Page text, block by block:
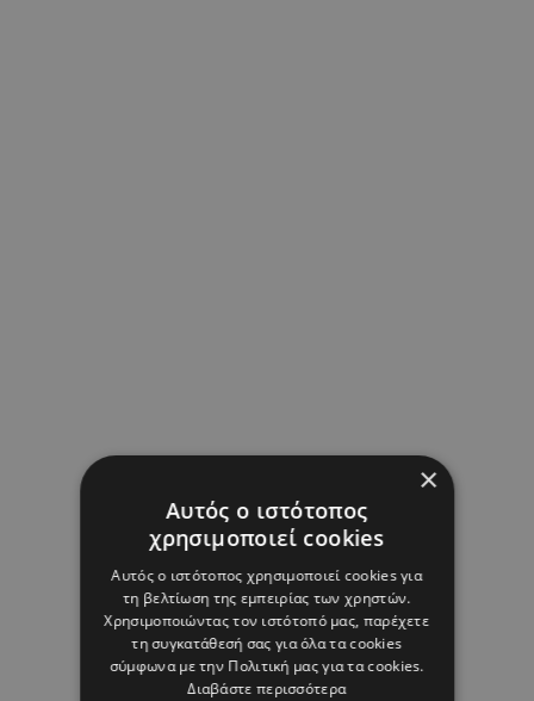
×
Αυτός ο ιστότοπος
χρησιμοποιεί cookies
Αυτός ο ιστότοπος χρησιμοποιεί cookies για
τη βελτίωση της εμπειρίας των χρηστών.
Χρησιμοποιώντας τον ιστότοπό μας, παρέχετε
τη συγκατάθεσή σας για όλα τα cookies
σύμφωνα με την Πολιτική μας για τα cookies.
Διαβάστε περισσότερα